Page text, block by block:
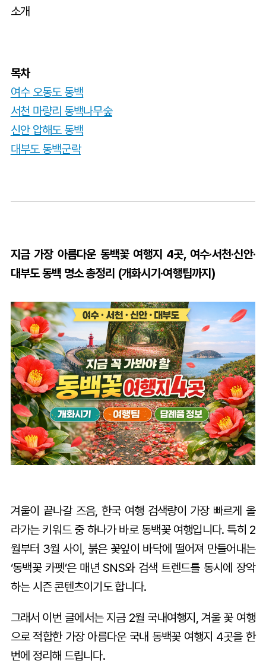
소개
목차
여수 오동도 동백
서천 마량리 동백나무숲
신안 압해도 동백
대부도 동백군락
지금 가장 아름다운 동백꽃 여행지 4곳, 여수·서천·신안·
대부도 동백 명소 총정리 (개화시기·여행팁까지)
겨울이 끝나갈 즈음, 한국 여행 검색량이 가장 빠르게 올
라가는 키워드 중 하나가 바로 동백꽃 여행입니다. 특히 2
월부터 3월 사이, 붉은 꽃잎이 바닥에 떨어져 만들어내는
‘동백꽃 카펫’은 매년 SNS와 검색 트렌드를 동시에 장악
하는 시즌 콘텐츠이기도 합니다.
그래서 이번 글에서는 지금 2월 국내여행지, 겨울 꽃 여행
으로 적합한 가장 아름다운 국내 동백꽃 여행지 4곳을 한
번에 정리해 드립니다.